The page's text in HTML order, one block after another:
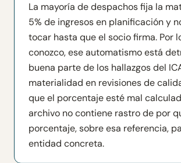
La mayoría de despachos fija la
5% de ingresos en planificación y
tocar hasta que el socio firma. Por
conozco, ese automatismo está
buena parte de los hallazgos del
materialidad en revisiones de
que el porcentaje esté mal
archivo no contiene rastro de por
porcentaje, sobre esa referencia,
entidad concreta.